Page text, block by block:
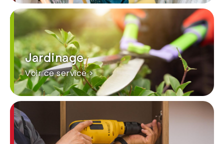
Jardinage
Voir ce service >